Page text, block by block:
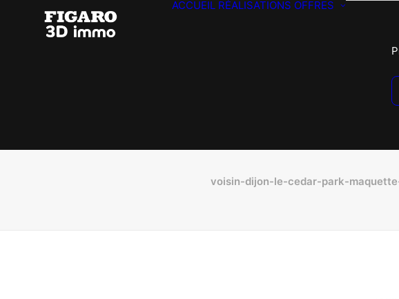
ACCUEIL RÉALISATIONS OFFRES
voisin-dijon-le-cedar-park-